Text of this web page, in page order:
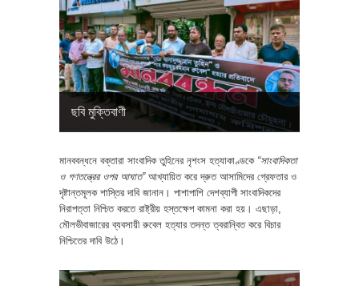
ছবি মুক্তিবাণী
মানববন্ধনে বক্তারা সাংবাদিক তুহিনের নৃশংস হত্যাকাণ্ডকে“সাংবাদিকতা
ও গণতন্ত্রের ওপর আঘাত” আখ্যায়িত করে দ্রুত আসামিদের গ্রেফতার ও
দৃষ্টান্তমূলক শাস্তির দাবি জানান। পাশাপাশি দেশব্যাপী সাংবাদিকদের
নিরাপত্তা নিশ্চিত করতে রাষ্ট্রীয় হস্তক্ষেপ কামনা করা হয়। এছাড়া,
মৌলভীবাজারের ব্যবসায়ী রুবেল হত্যার তদন্ত ত্বরান্বিত করে বিচার
নিশ্চিতের দাবি উঠে।